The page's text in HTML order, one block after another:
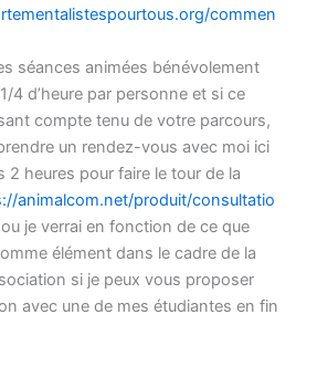
commen
séances animées bénévolement
4 d’heure par personne et si ce
compte tenu de votre parcours,
un rendez-vous avec moi ici
2 heures pour faire le tour de la
animalcom.net/produit/consultatio
ou je verrai en fonction de ce que
élément dans le cadre de la
si je peux vous proposer
avec une de mes étudiantes en fin